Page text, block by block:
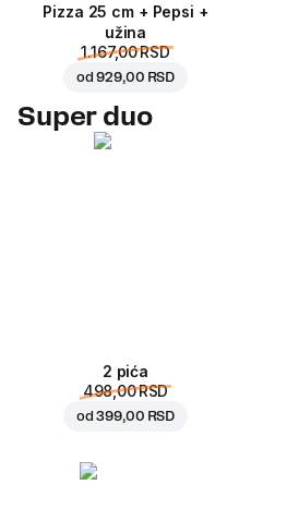
Pizza 25 cm + Pepsi +
užina
1.167,00 RSD
od929,00 RSD
Super duo
2 pića
498,00 RSD
od399,00 RSD